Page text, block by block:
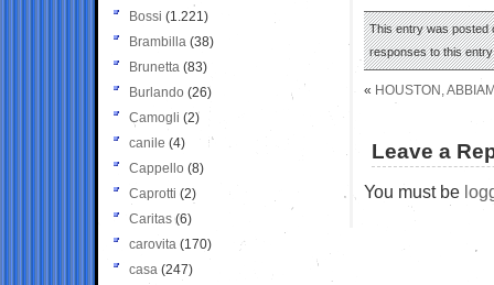
This entry was posted
responses to this
« HOUSTON,
Leave a
You must be
Bossi (1.221)
Brambilla (38)
Brunetta (83)
Burlando (26)
Camogli (2)
canile (4)
Cappello (8)
Caprotti (2)
Caritas (6)
carovita (170)
casa (247)